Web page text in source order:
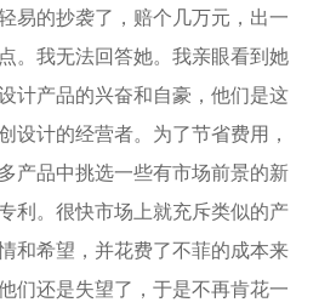
易的抄袭了，赔个几万元，出一
。我无法回答她。我亲眼看到她
计产品的兴奋和自豪，他们是这
设计的经营者。为了节省费用，
产品中挑选一些有市场前景的新
利。很快市场上就充斥类似的产
和希望，并花费了不菲的成本来
们还是失望了，于是不再肯花一